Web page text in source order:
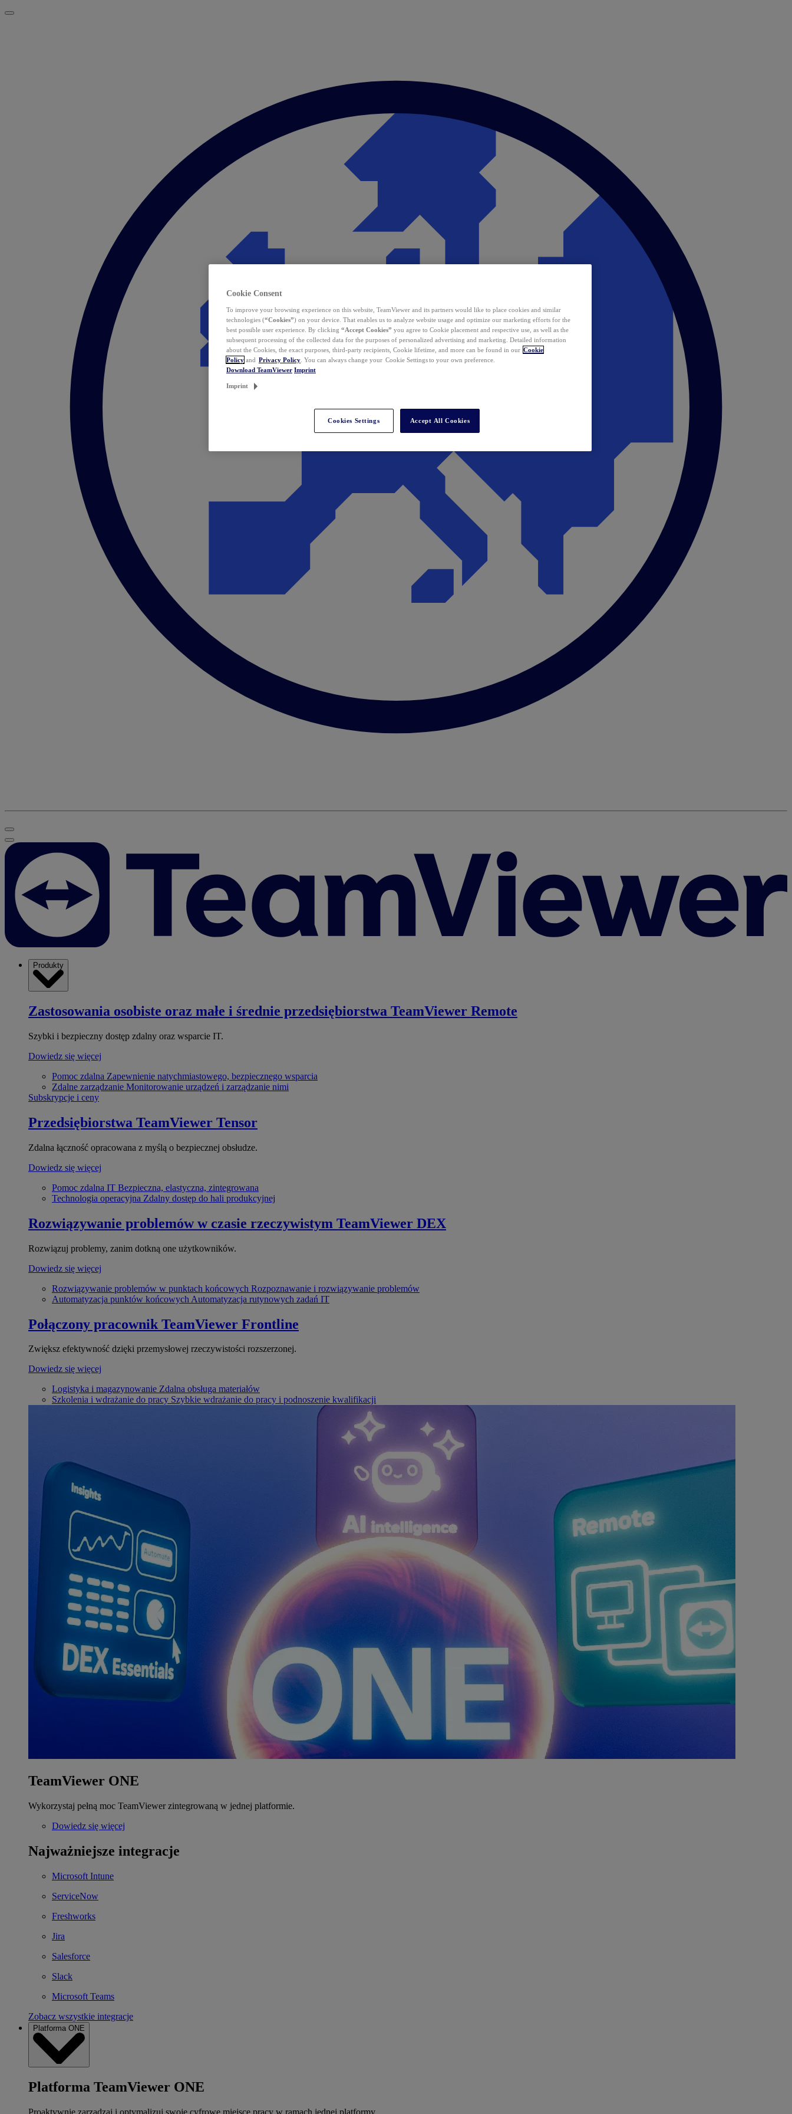
Produkty
Zastosowania osobiste oraz małe i średnie przedsiębiorstwa TeamViewer Remote
Szybki i bezpieczny dostęp zdalny oraz wsparcie IT.
Dowiedz się więcej
Pomoc zdalna Zapewnienie natychmiastowego, bezpiecznego wsparcia
Zdalne zarządzanie Monitorowanie urządzeń i zarządzanie nimi
Subskrypcje i ceny
Przedsiębiorstwa TeamViewer Tensor
Zdalna łączność opracowana z myślą o bezpiecznej obsłudze.
Dowiedz się więcej
Pomoc zdalna IT Bezpieczna, elastyczna, zintegrowana
Technologia operacyjna Zdalny dostęp do hali produkcyjnej
Rozwiązywanie problemów w czasie rzeczywistym TeamViewer DEX
Rozwiązuj problemy, zanim dotkną one użytkowników.
Dowiedz się więcej
Rozwiązywanie problemów w punktach końcowych Rozpoznawanie i rozwiązywanie problemów
Automatyzacja punktów końcowych Automatyzacja rutynowych zadań IT
Połączony pracownik TeamViewer Frontline
Zwiększ efektywność dzięki przemysłowej rzeczywistości rozszerzonej.
Dowiedz się więcej
Logistyka i magazynowanie Zdalna obsługa materiałów
Szkolenia i wdrażanie do pracy Szybkie wdrażanie do pracy i podnoszenie kwalifikacji
TeamViewer ONE
Wykorzystaj pełną moc TeamViewer zintegrowaną w jednej platformie.
Dowiedz się więcej
Najważniejsze integracje
Microsoft Intune
ServiceNow
Freshworks
Jira
Salesforce
Slack
Microsoft Teams
Zobacz wszystkie integracje
Platforma ONE
Platforma TeamViewer ONE
Proaktywnie zarządzaj i optymalizuj swoje cyfrowe miejsce pracy w ramach jednej platformy.
Cookie Consent
To improve your browsing experience on this website, TeamViewer and its partners would like to place cookies and similar
technologies (“Cookies”) on your device. That enables us to analyze website usage and optimize our marketing efforts for the
best possible user experience. By clicking “Accept Cookies” you agree to Cookie placement and respective use, as well as the
subsequent processing of the collected data for the purposes of personalized advertising and marketing. Detailed information
about the Cookies, the exact purposes, third-party recipients, Cookie lifetime, and more can be found in our Cookie
Policy and Privacy Policy . You can always change your Cookie Settings to your own preference.
Download TeamViewer Imprint
Imprint
Cookies Settings Accept All Cookies